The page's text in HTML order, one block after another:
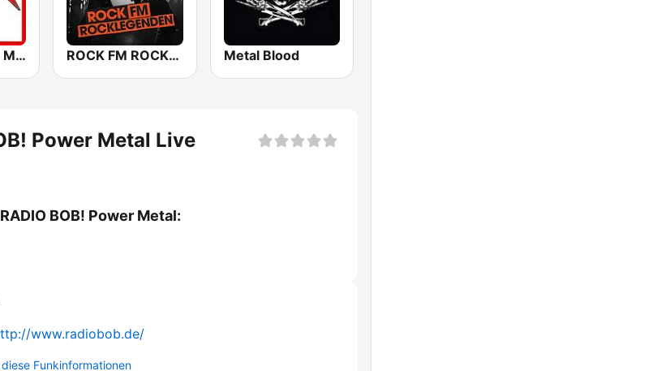
Best of Rock - Metallica ROCK FM ROCKLEGENDEN Metal Blood
Power Metal Live
BOB! Power Metal:
www.radiobob.de/
Funkinformationen